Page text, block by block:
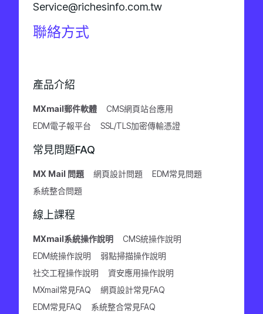
Service@richesinfo.com.tw
聯絡方式
產品介紹
MXmail郵件軟體
CMS網頁站台應用
EDM電子報平台
SSL/TLS加密傳輸憑證
常見問題FAQ
MX Mail 問題 網頁設計問題
EDM常見問題
系統整合問題
線上課程
MXmail系統操作說明
CMS統操作說明
EDM統操作說明
弱點掃描操作說明
社交工程操作說明
資安應用操作說明
MXmail常見FAQ
網頁設計常見FAQ
EDM常見FAQ
系統整合常見FAQ